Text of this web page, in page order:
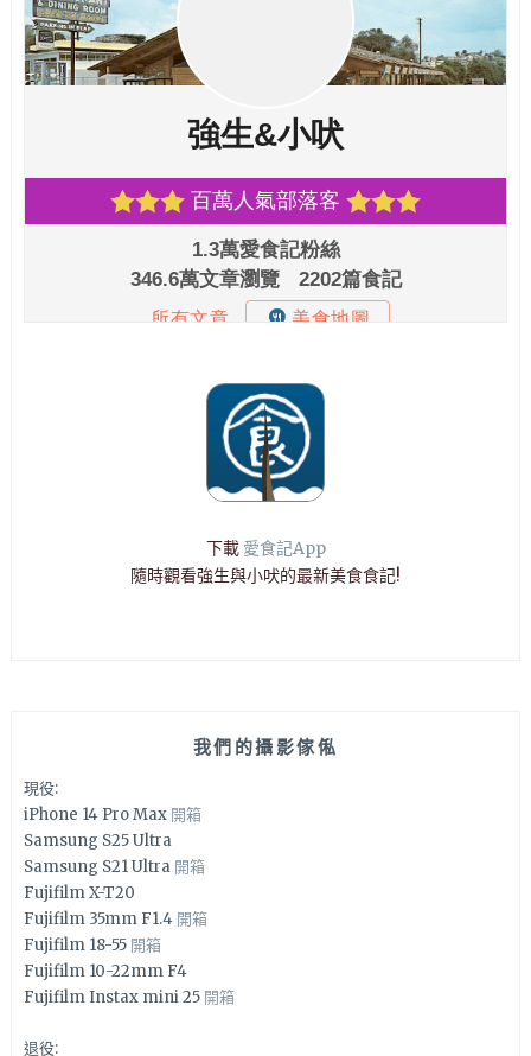
下載 愛食記App
隨時觀看強生與小吠的最新美食食記!
我們的攝影傢俬
現役:
iPhone 14 Pro Max 開箱
Samsung S25 Ultra
Samsung S21 Ultra 開箱
Fujifilm X-T20
Fujifilm 35mm F1.4 開箱
Fujifilm 18-55 開箱
Fujifilm 10-22mm F4
Fujifilm Instax mini 25 開箱
退役: